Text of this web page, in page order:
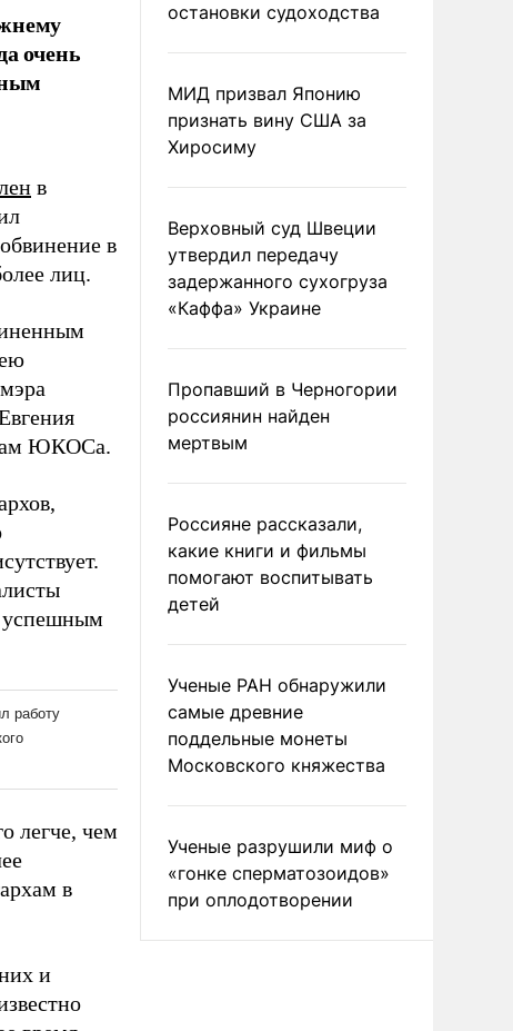
очень
в
в
лиц.
ЮКОСа.
успешным
легче, чем
в
и
остановки судоходства
МИД призвал Японию
признать вину США за
Хиросиму
Верховный суд Швеции
утвердил передачу
задержанного сухогруза
«Каффа» Украине
Пропавший в Черногории
россиянин найден
мертвым
Россияне рассказали,
какие книги и фильмы
помогают воспитывать
детей
Ученые РАН обнаружили
самые древние
поддельные монеты
Московского княжества
Ученые разрушили миф о
«гонке сперматозоидов»
при оплодотворении